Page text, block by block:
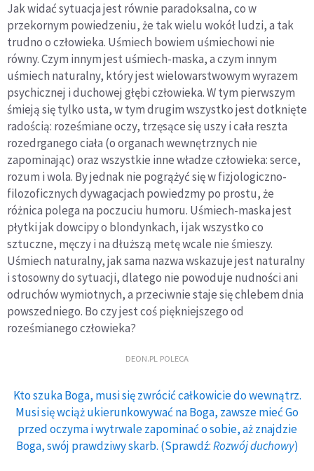
Jak widać sytuacja jest równie paradoksalna, co w
przekornym powiedzeniu, że tak wielu wokół ludzi, a tak
trudno o człowieka. Uśmiech bowiem uśmiechowi nie
równy. Czym innym jest uśmiech-maska, a czym innym
uśmiech naturalny, który jest wielowarstwowym wyrazem
psychicznej i duchowej głębi człowieka. W tym pierwszym
śmieją się tylko usta, w tym drugim wszystko jest dotknięte
radością: roześmiane oczy, trzęsące się uszy i cała reszta
rozedrganego ciała (o organach wewnętrznych nie
zapominając) oraz wszystkie inne władze człowieka: serce,
rozum i wola. By jednak nie pogrążyć się w fizjologiczno-
filozoficznych dywagacjach powiedzmy po prostu, że
różnica polega na poczuciu humoru. Uśmiech-maska jest
płytki jak dowcipy o blondynkach, i jak wszystko co
sztuczne, męczy i na dłuższą metę wcale nie śmieszy.
Uśmiech naturalny, jak sama nazwa wskazuje jest naturalny
i stosowny do sytuacji, dlatego nie powoduje nudności ani
odruchów wymiotnych, a przeciwnie staje się chlebem dnia
powszedniego. Bo czy jest coś piękniejszego od
roześmianego człowieka?
DEON.PL POLECA
Kto szuka Boga, musi się zwrócić całkowicie do wewnątrz.
Musi się wciąż ukierunkowywać na Boga, zawsze mieć Go
przed oczyma i wytrwale zapominać o sobie, aż znajdzie
Boga, swój prawdziwy skarb. (Sprawdź:Rozwój duchowy)